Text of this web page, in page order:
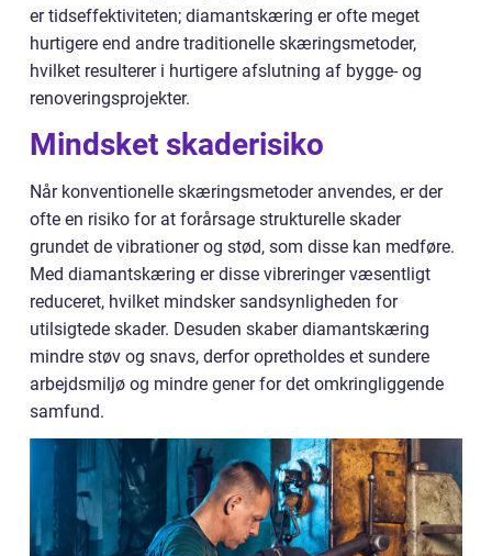
er tidseffektiviteten; diamantskæring er ofte meget
hurtigere end andre traditionelle skæringsmetoder,
hvilket resulterer i hurtigere afslutning af bygge- og
renoveringsprojekter.
Mindsket skaderisiko
Når konventionelle skæringsmetoder anvendes, er der
ofte en risiko for at forårsage strukturelle skader
grundet de vibrationer og stød, som disse kan medføre.
Med diamantskæring er disse vibreringer væsentligt
reduceret, hvilket mindsker sandsynligheden for
utilsigtede skader. Desuden skaber diamantskæring
mindre støv og snavs, derfor opretholdes et sundere
arbejdsmiljø og mindre gener for det omkringliggende
samfund.